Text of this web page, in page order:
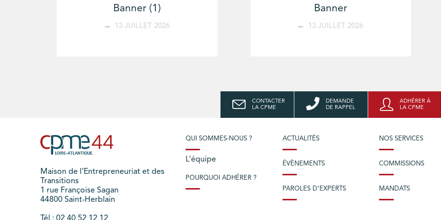
Banner (1)
13 JUILLET 2026
Banner
13 JUILLET 2026
CONTACTER
LA CPME
DEMANDE
DE RAPPEL
ADHÉRER À
LA CPME
Maison de l’Entrepreneuriat et des
Transitions
1 rue Françoise Sagan
44800 Saint-Herblain
Tél : 02 40 52 12 12
QUI SOMMES-NOUS ?
L’équipe
POURQUOI ADHÉRER ?
ACTUALITÉS
ÉVÈNEMENTS
PAROLES D’EXPERTS
NOS SERVICES
COMMISSIONS
MANDATS